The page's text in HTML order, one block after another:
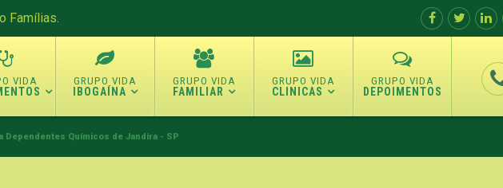
Famílias.
IBOGAÍNA FAMILIAR CLINICAS DEPOIMENTOS
Dependentes Químicos de Jandira - SP